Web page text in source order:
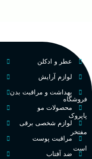
کشور مبدا برند
طبع تلخ
غلظت
اکسترکت دو پرفیوم
فروشگاه
پاپروک
مفتخر
است
عطر و ادکلن
لوازم آرایش
بهداشت و مراقبت بدن
محصولات مو
لوازم شخصی برقی
مراقبت پوست
ضد آفتاب